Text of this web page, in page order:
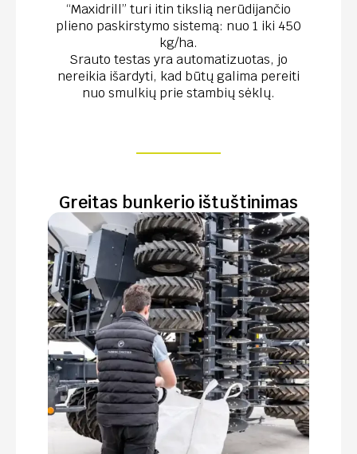
“Maxidrill” turi itin tikslią nerūdijančio
plieno paskirstymo sistemą: nuo 1 iki 450
kg/ha.
Srauto testas yra automatizuotas, jo
nereikia išardyti, kad būtų galima pereiti
nuo smulkių prie stambių sėklų.
Greitas bunkerio ištuštinimas